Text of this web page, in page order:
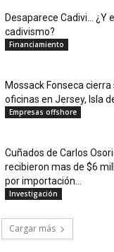
Desaparece Cadivi… ¿Y el
cadivismo?
Financiamiento
Mossack Fonseca cierra
oficinas en Jersey, Isla de
Empresas offshore
Cuñados de Carlos
recibieron mas de $6
por importación...
Investigación
Cargar más